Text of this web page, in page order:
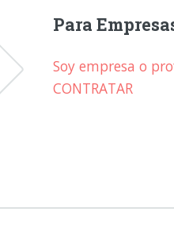
Para
Soy empresa o
CONTRATAR